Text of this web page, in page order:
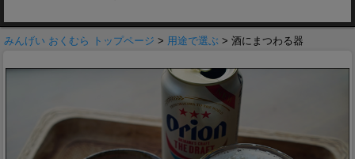
みんげい おくむら トップページ > 用途で選ぶ > 酒にまつわる器